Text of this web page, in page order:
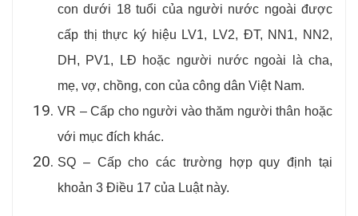
con dưới 18 tuổi của người nước ngoài được
cấp thị thực ký hiệu LV1, LV2, ĐT, NN1, NN2,
DH, PV1, LĐ hoặc người nước ngoài là cha,
mẹ, vợ, chồng, con của công dân Việt Nam.
VR – Cấp cho người vào thăm người thân hoặc
với mục đích khác.
SQ – Cấp cho các trường hợp quy định tại
khoản 3 Điều 17 của Luật này.